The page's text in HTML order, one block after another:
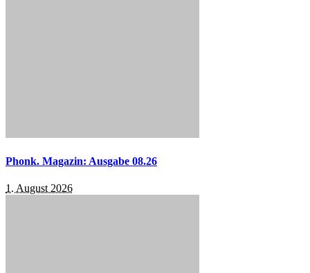
Phonk. Magazin: Ausgabe 08.26
1. August 2026